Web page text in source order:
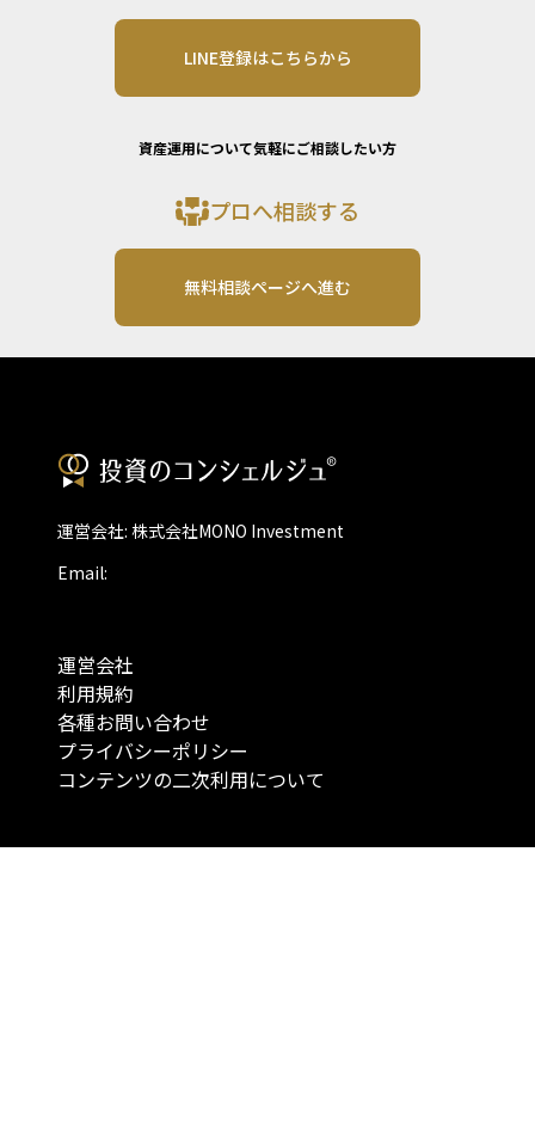
LINE登録はこちらから
資産運用について気軽にご相談したい方
プロへ相談する
無料相談ページへ進む
運営会社: 株式会社MONO Investment
Email:
運営会社
利用規約
各種お問い合わせ
プライバシーポリシー
コンテンツの二次利用について